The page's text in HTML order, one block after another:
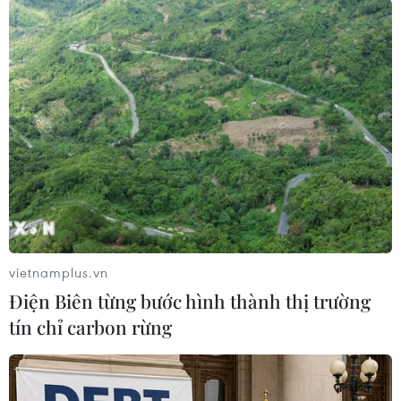
and Mail, gần như 100% mạng truy nhập vô
tuyến của Telus phụ thuộc vào thiết bị của
Huawei, trong khi con số này ở BCE là khoảng
60-70%. Người phát ngôn của BCE Marc Choma
cho biết nhà mạng này đang làm việc Huawei
để giải quyết những tác động có thể xảy ra đến
từ các biện pháp hạn chế của Mỹ./.
(TTXVN/Vietnam+)
vietnamplus.vn
Điện Biên từng bước hình thành thị trường
tín chỉ carbon rừng